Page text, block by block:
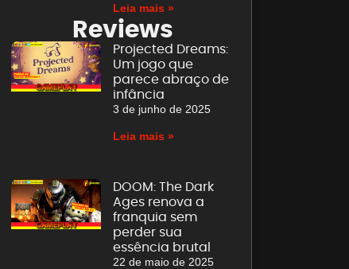
Leia mais »
Reviews
Projected Dreams:
Um jogo que
parece abraço de
infância
3 de junho de 2025
Leia mais »
DOOM: The Dark
Ages renova a
franquia sem
perder sua
essência brutal
22 de maio de 2025